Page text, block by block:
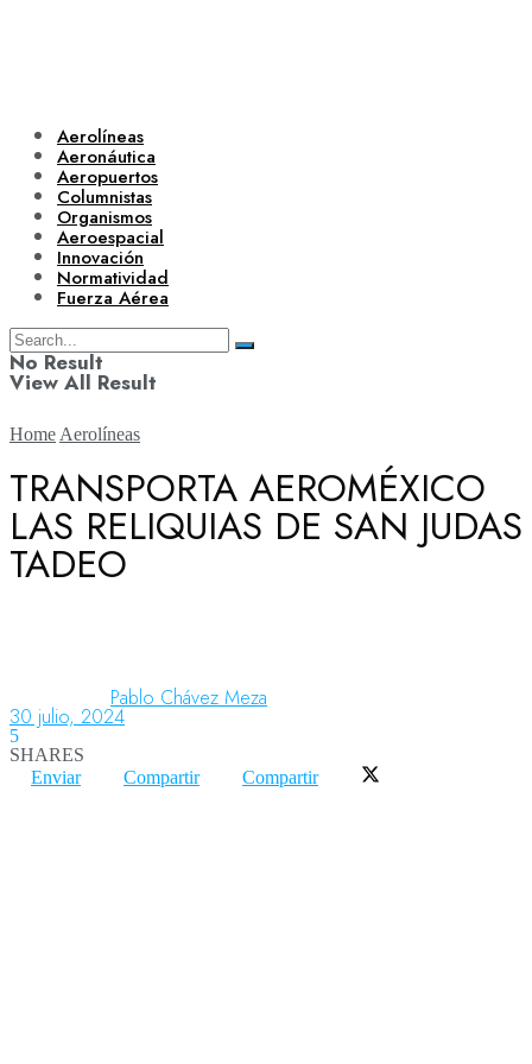
Aerolíneas
Aeronáutica
Aeropuertos
Columnistas
Organismos
Aeroespacial
Innovación
Normatividad
Fuerza Aérea
No Result
View All Result
Aerolíneas
Aeropuertos
Columnistas
Home Aerolíneas
TRANSPORTA AEROMÉXICO
LAS RELIQUIAS DE SAN JUDAS
TADEO
Pablo Chávez Meza
30 julio, 2024
5
SHARES
Enviar
Compartir Compartir